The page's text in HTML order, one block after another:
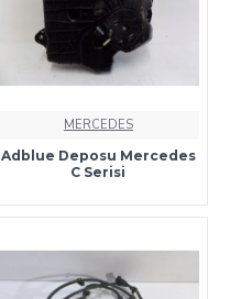
MERCEDES
Adblue Deposu Mercedes
C Serisi